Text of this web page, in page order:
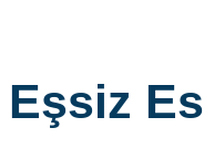
Eşsiz